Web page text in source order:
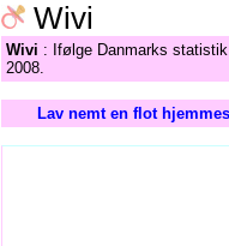
Wivi
Wivi : Ifølge Danmarks
2008.
Lav nemt en flot